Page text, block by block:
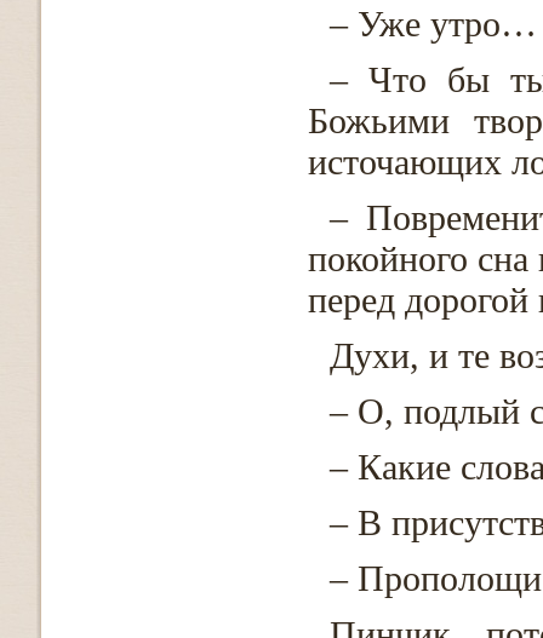
– Уже утро…
– Что бы ты
Божьими
источающих
–
покойного
перед дорогой
Духи, и те
– О, подлый
– Какие
– В
– Прополощи